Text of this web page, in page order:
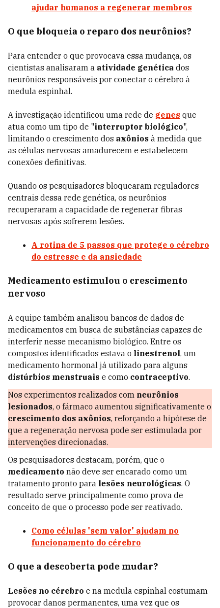
ajudar humanos a regenerar membros
O que bloqueia o reparo dos neurônios?
Para entender o que provocava essa mudança, os
cientistas analisaram a atividade genética dos
neurônios responsáveis por conectar o cérebro à
medula espinhal.
A investigação identificou uma rede de genes que
atua como um tipo de "interruptor biológico",
limitando o crescimento dos axônios à medida que
as células nervosas amadurecem e estabelecem
conexões definitivas.
Quando os pesquisadores bloquearam reguladores
centrais dessa rede genética, os neurônios
recuperaram a capacidade de regenerar fibras
nervosas após sofrerem lesões.
A rotina de 5 passos que protege o cérebro
do estresse e da ansiedade
Medicamento estimulou o crescimento
nervoso
A equipe também analisou bancos de dados de
medicamentos em busca de substâncias capazes de
interferir nesse mecanismo biológico. Entre os
compostos identificados estava o linestrenol, um
medicamento hormonal já utilizado para alguns
distúrbios menstruais e como contraceptivo.
Nos experimentos realizados com neurônios
lesionados, o fármaco aumentou significativamente o
crescimento dos axônios, reforçando a hipótese de
que a regeneração nervosa pode ser estimulada por
intervenções direcionadas.
Os pesquisadores destacam, porém, que o
medicamento não deve ser encarado como um
tratamento pronto para lesões neurológicas. O
resultado serve principalmente como prova de
conceito de que o processo pode ser reativado.
Como células 'sem valor' ajudam no
funcionamento do cérebro
O que a descoberta pode mudar?
Lesões no cérebro e na medula espinhal costumam
provocar danos permanentes, uma vez que os